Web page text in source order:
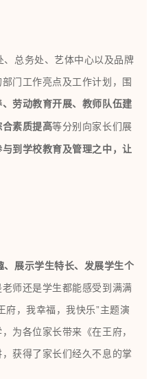
、总务处、艺体中心以及品牌
门工作亮点及工作计划，围
、劳动教育开展、 教师队伍建
合素质提高等分别向家长们展
到学校教育及管理之中，让
、展示学生特长、发展学生个
师还是学生都能感受到满满
府，我幸福，我快乐”主题演
为各位家长带来《在王府，
获得了家长们经久不息的掌